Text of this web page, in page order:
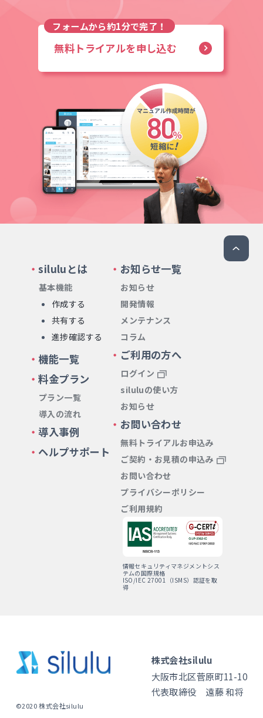
無料トライアルを申し込む
株式会社silulu
大阪市北区菅原町11-10
代表取締役 遠藤 和将
©2020 株式会社silulu
siluluとは
基本機能
作成する
共有する
進捗確認する
機能一覧
料金プラン
プラン一覧
導入の流れ
導入事例
ヘルプサポート
お知らせ一覧
お知らせ
開発情報
メンテナンス
コラム
ご利用の方へ
ログイン
siluluの使い方
お知らせ
お問い合わせ
無料トライアルお申込み
ご契約・お見積の申込み
お問い合わせ
プライバシーポリシー
ご利用規約
情報セキュリティマネジメントシス
テムの国際規格
ISO/IEC 27001（ISMS）認証を取
得